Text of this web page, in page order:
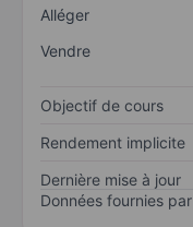
Alléger
Vendre
Objectif de cours
Rendement implicite
Dernière mise à jour
Données fournies par